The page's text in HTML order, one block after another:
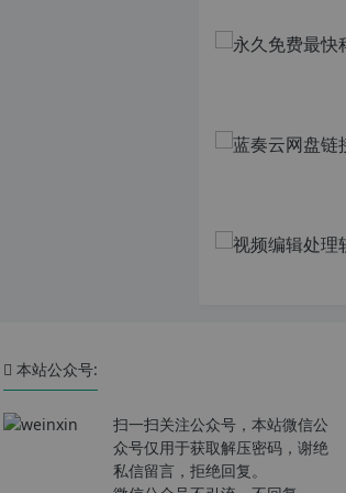
本站公众号:
扫一扫关注公众号，本站微信公
众号仅用于获取解压密码，谢绝
私信留言，拒绝回复。